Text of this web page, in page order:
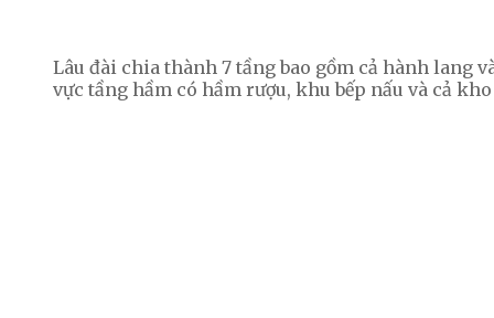
Lâu đài chia thành 7 tầng bao gồm cả hành lang
vực tầng hầm có hầm rượu, khu bếp nấu và cả